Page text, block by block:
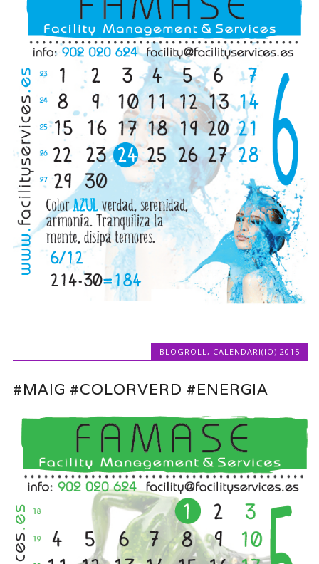
BLOGROLL, CALENDARI(IO) 2015
#MAIG #COLORVERD #ENERGIA